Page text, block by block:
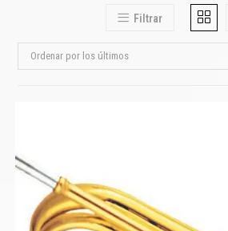
Filtrar
Ordenar por los últimos